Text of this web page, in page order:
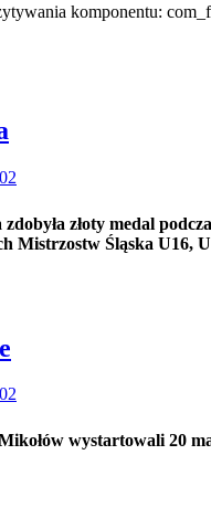
komponentu:
złoty medal
Mistrzostw Śląska U16,
wystartowali 20